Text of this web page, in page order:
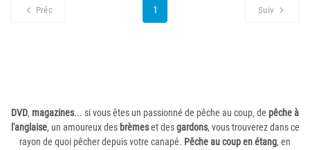
Préc 1 Suiv
DVD, magazines... si vous êtes un passionné de pêche au coup, de pêche à
l'anglaise, un amoureux des brèmeset desgardons, vous trouverez dans ce
rayon de quoi pêcher depuis votre canapé. Pêche au coup en étang, en